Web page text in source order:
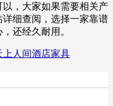
，大家如果需要相关产
细查阅，选择一家靠谱
还经久耐用。
上人间酒店家具